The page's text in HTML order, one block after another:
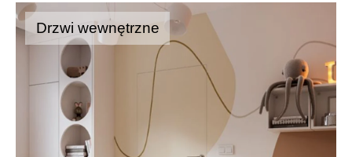
Drzwi wewnętrzne